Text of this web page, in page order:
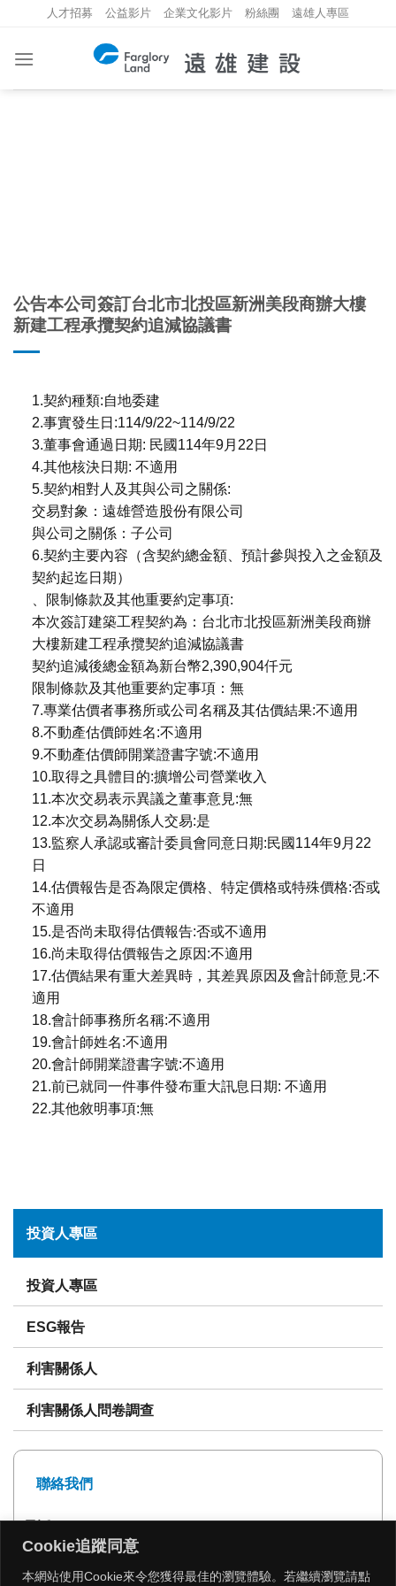
Cookie追蹤同意
本網站使用Cookie來令您獲得最佳的瀏覽體驗。若繼續瀏覽請點
content
人才招募 公益影片 企業文化影片 粉絲團 遠雄人專區
投資人專區
投資人專區
ESG報告
利害關係人
利害關係人問卷調查
聯絡我們
電話: 02-27239999
傳真: 02-27293399
公告本公司簽訂台北市北投區新洲美段商辦大樓
新建工程承攬契約追減協議書
1.契約種類:自地委建
2.事實發生日:114/9/22~114/9/22
3.董事會通過日期: 民國114年9月22日
4.其他核決日期: 不適用
5.契約相對人及其與公司之關係:
交易對象：遠雄營造股份有限公司
與公司之關係：子公司
6.契約主要內容（含契約總金額、預計參與投入之金額及
契約起迄日期）
、限制條款及其他重要約定事項:
本次簽訂建築工程契約為：台北市北投區新洲美段商辦
大樓新建工程承攬契約追減協議書
契約追減後總金額為新台幣2,390,904仟元
限制條款及其他重要約定事項：無
7.專業估價者事務所或公司名稱及其估價結果:不適用
8.不動產估價師姓名:不適用
9.不動產估價師開業證書字號:不適用
10.取得之具體目的:擴增公司營業收入
11.本次交易表示異議之董事意見:無
12.本次交易為關係人交易:是
13.監察人承認或審計委員會同意日期:民國114年9月22
日
14.估價報告是否為限定價格、特定價格或特殊價格:否或
不適用
15.是否尚未取得估價報告:否或不適用
16.尚未取得估價報告之原因:不適用
17.估價結果有重大差異時，其差異原因及會計師意見:不
適用
18.會計師事務所名稱:不適用
19.會計師姓名:不適用
20.會計師開業證書字號:不適用
21.前已就同一件事件發布重大訊息日期: 不適用
22.其他敘明事項:無